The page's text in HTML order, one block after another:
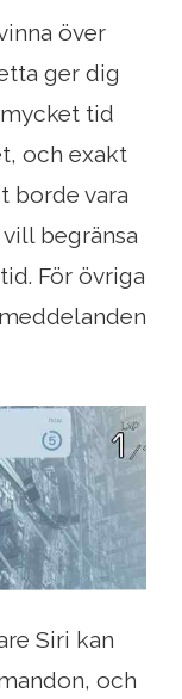
över
ger dig
tid
och exakt
borde vara
begränsa
För övriga
Siri kan
och